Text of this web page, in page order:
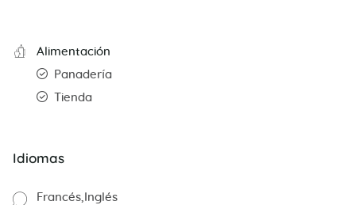
Alimentación
Panadería
Tienda
Idiomas
Francés Inglés